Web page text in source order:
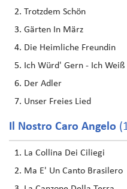
Trotzdem Schön
Gärten In März
Die Heimliche Freundin
Ich Würd' Gern - Ich
Der Adler
Unser Freies Lied
Il Nostro Caro Angelo
La Collina Dei Ciliegi
Ma E' Un Canto Brasilero